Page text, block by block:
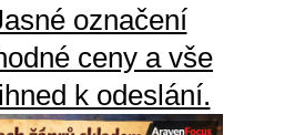
označení
ceny a vše
k odeslání.